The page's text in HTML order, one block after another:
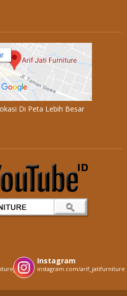
Di Peta Lebih Besar
Instagram
instagram.com/arif_jatifurniture